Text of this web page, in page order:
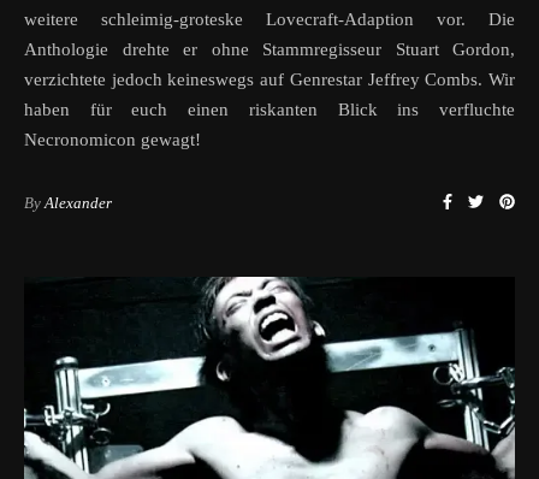
weitere schleimig-groteske Lovecraft-Adaption vor. Die
Anthologie drehte er ohne Stammregisseur Stuart Gordon,
verzichtete jedoch keineswegs auf Genrestar Jeffrey Combs. Wir
haben für euch einen riskanten Blick ins verfluchte
Necronomicon gewagt!
By Alexander